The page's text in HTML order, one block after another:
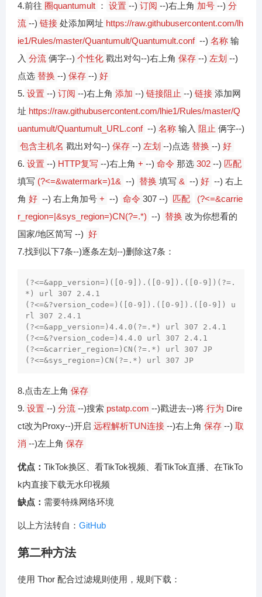
4.前往 圈quantumult ： 设置 --) 订阅 --)右上角 加号 --) 分
流 --) 链接 处添加网址 https://raw.githubusercontent.com/lh
ie1/Rules/master/Quantumult/Quantumult.conf --) 名称 输
入 分流 俩字--) 个性化 戳出对勾--)右上角 保存 --) 左划 --)
点选 替换 --) 保存 --) 好
5. 设置 --) 订阅 --)右上角 添加 --) 链接阻止 --) 链接 添加网
址 https://raw.githubusercontent.com/lhie1/Rules/master/Q
uantumult/Quantumult_URL.conf --) 名称 输入 阻止 俩字--)
包含主机名 戳出对勾--) 保存 --) 左划 --)点选 替换 --) 好
6. 设置 --) HTTP复写 --)右上角 + --) 命令 那选 302 --) 匹配
填写 (?<=&watermark=)1& --) 替换 填写 & --) 好 --) 右上
角 好 --) 右上角加号 + --) 命令 307 --) 匹配
(?<=&carrie
r_region=|&sys_region=)CN(?=.*) --) 替换 改为你想看的
国家/地区简写 --) 好
7.找到以下7条--)逐条左划--)删除这7条：
(?<=&app_version=)([0-9]).([0-9]).([0-9])(?=.
*) url 307 2.4.1
(?<=&?version_code=)([0-9]).([0-9]).([0-9]) u
rl 307 2.4.1
(?<=&app_version=)4.4.0(?=.*) url 307 2.4.1
(?<=&?version_code=)4.4.0 url 307 2.4.1
(?<=&carrier_region=)CN(?=.*) url 307 JP
(?<=&sys_region=)CN(?=.*) url 307 JP
8.点击左上角 保存
9. 设置 --) 分流 --)搜索 pstatp.com --)戳进去--)将 行为 Dire
ct改为Proxy--)开启 远程解析TUN连接 --)右上角 保存 --) 取
消 --)左上角 保存
优点： TikTok换区、看TikTok视频、看TikTok直播、在TikTo
k内直接下载无水印视频
缺点： 需要特殊网络环境
以上方法转自： GitHub
第二种方法
使用 Thor 配合过滤规则使用，规则下载：